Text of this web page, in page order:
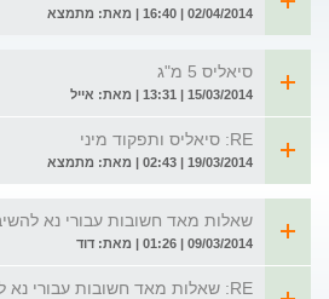
02/04/2014 | 16:40 | מאת: מתמצא
סיאליס 5 מ"ג
15/03/2014 | 13:31 | מאת: אייל
RE: סיאליס ותפקוד מיני
19/03/2014 | 02:43 | מאת: מתמצא
שאלות מאד חשובות עבורי נא
09/03/2014 | 01:26 | מאת: דוד
RE: שאלות מאד חשובות עבורי נא להשיב בהקדם האפשרי